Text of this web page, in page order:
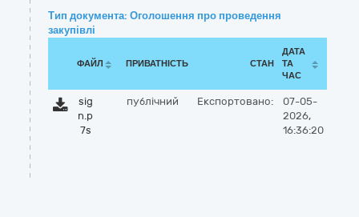
Тип документа: Оголошення про проведення
закупівлі
ФАЙЛ ПРИВАТНІСТЬ СТАН
ДАТА
ТА
ЧАС
sig
n.p
7s
публічний Експортовано:
07-05-
2026,
16:36:20